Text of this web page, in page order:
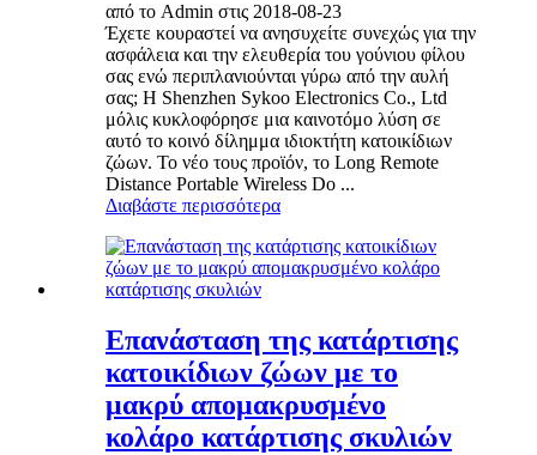
από το Admin στις 2018-08-23
Έχετε κουραστεί να ανησυχείτε συνεχώς για την
ασφάλεια και την ελευθερία του γούνιου φίλου
σας ενώ περιπλανιούνται γύρω από την αυλή
σας; Η Shenzhen Sykoo Electronics Co., Ltd
μόλις κυκλοφόρησε μια καινοτόμο λύση σε
αυτό το κοινό δίλημμα ιδιοκτήτη κατοικίδιων
ζώων. Το νέο τους προϊόν, το Long Remote
Distance Portable Wireless Do ...
Διαβάστε περισσότερα
Επανάσταση της κατάρτισης
κατοικίδιων ζώων με το
μακρύ απομακρυσμένο
κολάρο κατάρτισης σκυλιών